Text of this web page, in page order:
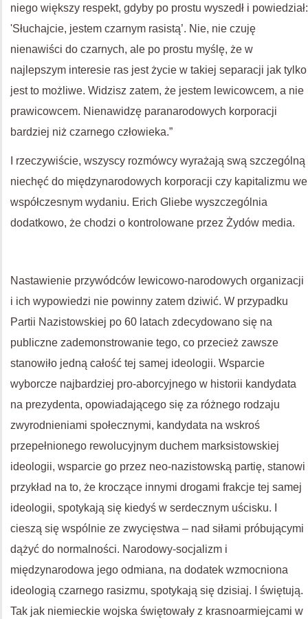
niego większy respekt, gdyby po prostu wyszedł i powiedział:
'Słuchajcie, jestem czarnym rasistą’. Nie, nie czuję
nienawiści do czarnych, ale po prostu myślę, że w
najlepszym interesie ras jest życie w takiej separacji jak tylko
jest to możliwe. Widzisz zatem, że jestem lewicowcem, a nie
prawicowcem. Nienawidzę paranarodowych korporacji
bardziej niż czarnego człowieka.”
I rzeczywiście, wszyscy rozmówcy wyrażają swą szczególną
niechęć do międzynarodowych korporacji czy kapitalizmu we
współczesnym wydaniu. Erich Gliebe wyszczególnia
dodatkowo, że chodzi o kontrolowane przez Żydów media.
Nastawienie przywódców lewicowo-narodowych organizacji
i ich wypowiedzi nie powinny zatem dziwić. W przypadku
Partii Nazistowskiej po 60 latach zdecydowano się na
publiczne zademonstrowanie tego, co przecież zawsze
stanowiło jedną całość tej samej ideologii. Wsparcie
wyborcze najbardziej pro-aborcyjnego w historii kandydata
na prezydenta, opowiadającego się za różnego rodzaju
zwyrodnieniami społecznymi, kandydata na wskroś
przepełnionego rewolucyjnym duchem marksistowskiej
ideologii, wsparcie go przez neo-nazistowską partię, stanowi
przykład na to, że kroczące innymi drogami frakcje tej samej
ideologii, spotykają się kiedyś w serdecznym uścisku. I
cieszą się wspólnie ze zwycięstwa – nad siłami próbującymi
dążyć do normalności. Narodowy-socjalizm i
międzynarodowa jego odmiana, na dodatek wzmocniona
ideologią czarnego rasizmu, spotykają się dzisiaj. I świętują.
Tak jak niemieckie wojska świętowały z krasnoarmiejcami w